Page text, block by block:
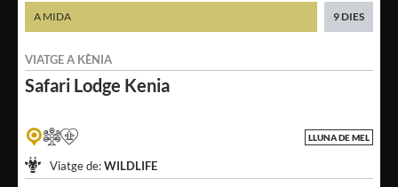
Safari Lodge Kenia
VIATGE A KÈNIA
A MIDA 9 DIES
LLUNA DE MEL
Viatge de:WILDLIFE